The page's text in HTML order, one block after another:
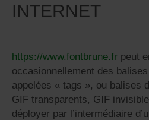
INTERNET
https://www.fontbrune.fr peut
occasionnellement des
appelées « tags », ou balises
GIF transparents, GIF
déployer par l’intermédiaire